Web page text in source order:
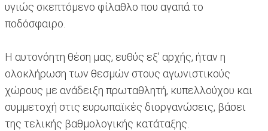
υγιώς σκεπτόμενο φίλαθλο που αγαπά το
ποδόσφαιρο.
Η αυτονόητη θέση μας, ευθύς εξ’ αρχής, ήταν η
ολοκλήρωση των θεσμών στους αγωνιστικούς
χώρους με ανάδειξη πρωταθλητή, κυπελλούχου και
συμμετοχή στις ευρωπαϊκές διοργανώσεις, βάσει
της τελικής βαθμολογικής κατάταξης.